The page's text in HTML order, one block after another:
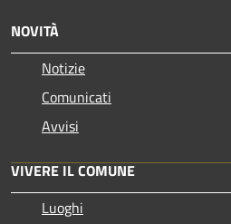
NOVITÀ
Notizie
Comunicati
Avvisi
VIVERE IL COMUNE
Luoghi